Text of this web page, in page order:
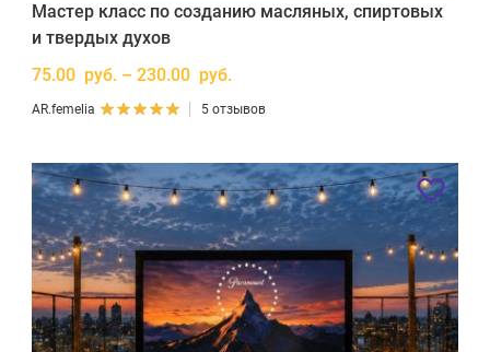
Мастер класс по созданию масляных, спиртовых
и твердых духов
75.00 руб. – 230.00 руб.
AR.femelia 5 отзывов